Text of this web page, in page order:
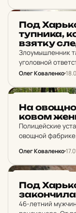
Под
туп­ни­ка,
взятку
Злоумышленник
уголовной
имущественного
Олег Коваленко
На
ко­вом
Полицейские
овощной
Олег Коваленко
Под
46-летний